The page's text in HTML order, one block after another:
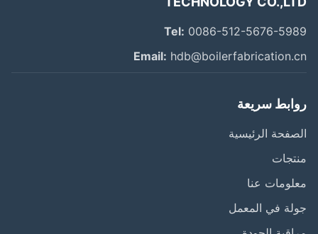
Tel:0086-512-5676-
Email:
سريعة
الرئيسية
عنا
في المعمل